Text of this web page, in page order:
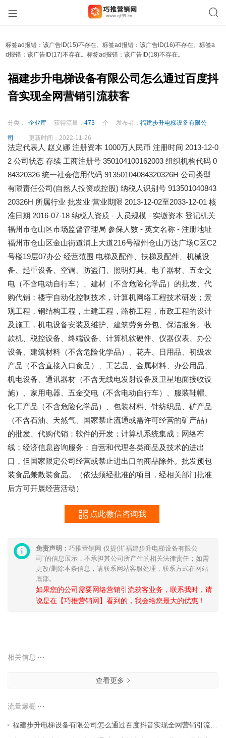
标签ad报错：该广告ID(15)不存在。标签ad报错：该广告ID(16)不存在。标签a
d报错：该广告ID(17)不存在。标签ad报错：该广告ID(18)不存在。
福建步升电梯设备有限公司怎么通过百度抖
音实现全网营销引流获客
分类： 企业库 获得流量： 473 个 发布者： 福建步升电梯设备有限公
司 更新时间： 2022-11-26
法定代表人 赵义娜 注册资本 1000万人民币 注册时间 2013-12-0
2 公司状态 存续 工商注册号 350104100162003 组织机构代码 0
84320326 统一社会信用代码 91350104084320326H 公司类型
有限责任公司(自然人投资或控股) 纳税人识别号 913501040843
20326H 所属行业 批发业 营业期限 2013-12-02至2033-12-01 核
准日期 2016-07-18 纳税人资质 - 人员规模 - 实缴资本 登记机关
福州市仓山区市场监督管理局 参保人数 - 英文名称 - 注册地址
福州市仓山区金山街道浦上大道216号福州仓山万达广场C区C2
号楼19层07办公 经营范围 电梯及配件、扶梯及配件、机械设
备、起重设备、空调、防盗门、照明灯具、电子器材、五金交
电（不含电动自行车）、建材（不含危险化学品）的批发、代
购代销；楼宇自动化控制技术，计算机网络工程技术研发；景
观工程，钢结构工程，土建工程，路桥工程，市政工程的设计
及施工，机电设备安装及维护、建筑劳务分包、保洁服务。收
款机、税控设备、终端设备、计算机软硬件、仪器仪表、办公
设备、建筑材料（不含危险化学品）、花卉、日用品、初级农
产品（不含直接入口食品）、工艺品、金属材料、办公用品、
机电设备、通讯器材（不含无线电发射设备及卫星地面接收设
施）、家用电器、五金交电（不含电动自行车）、服装鞋帽、
化工产品（不含危险化学品）、包装材料、针纺织品、矿产品
（不含石油、天然气、国家禁止流通或需许可经营的矿产品）
的批发、代购代销；软件的开发；计算机系统集成；网络布
线；经济信息咨询服务；自营和代理各类商品及技术的进出
口，但国家限定公司经营或禁止进出口的商品除外。批发预包
装食品兼散装食品。（依法须经批准的项目，经相关部门批准
后方可开展经营活动）
点此微信咨询我
免责声明： 巧推营销网 仅提供"福建步升电梯设备有限公
司"的信息展示，不承担其公司所产生的相关法律责任；如需
更改/删除本条信息，请联系网站客服处理，联系方式在网站
底部。
如果您的公司需要网络营销引流获客业务，联系我时，请
说是在【巧推营销网】看到的，我会给您最大的优惠！
相关信息
查看更多
流量爆棚
福建步升电梯设备有限公司怎么通过百度抖音实现全网营销引流获客